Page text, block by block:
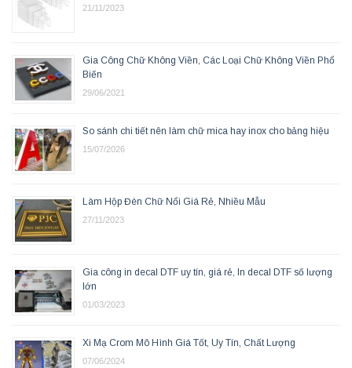
21/11/2023
Gia Công Chữ Không Viền, Các Loại Chữ Không Viền Phổ
Biến
29/06/2021
So sánh chi tiết nên làm chữ mica hay inox cho bảng hiệu
15/07/2026
Làm Hộp Đèn Chữ Nổi Giá Rẻ, Nhiều Mẫu
27/11/2023
Gia công in decal DTF uy tín, giá rẻ, In decal DTF số lượng
lớn
01/03/2023
Xi Mạ Crom Mô Hình Giá Tốt, Uy Tín, Chất Lượng
07/06/2024